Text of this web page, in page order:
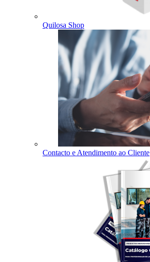
Quilosa Shop
Contacto e Atendimento ao Cliente